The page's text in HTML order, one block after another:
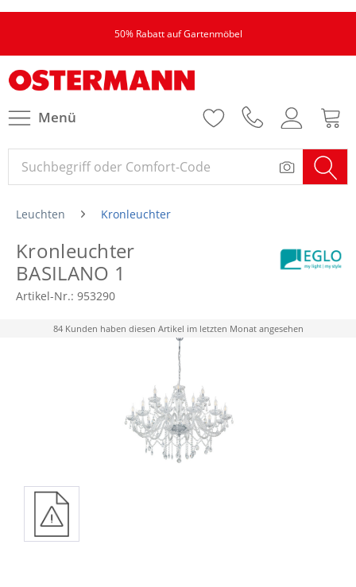
50% Rabatt auf Gartenmöbel
Menü
Leuchten Kronleuchter
Kronleuchter
BASILANO 1
Artikel-Nr.: 953290
84 Kunden haben diesen Artikel im letzten Monat angesehen